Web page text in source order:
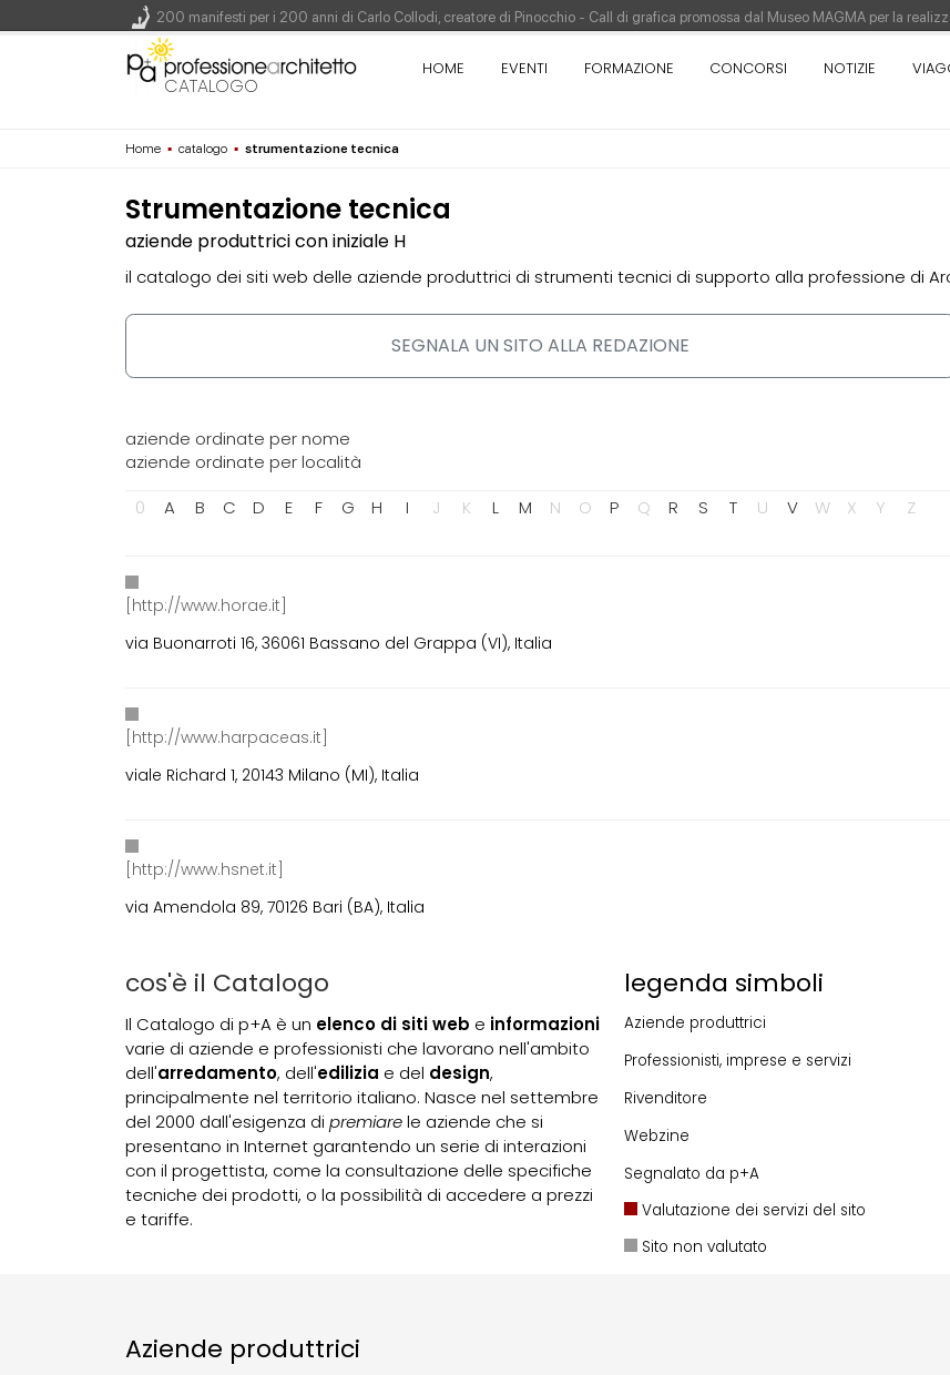
CATALOGO
HOME EVENTI FORMAZIONE CONCORSI NOTIZIE
Home ▪ catalogo ▪ strumentazione tecnica
Strumentazione tecnica
aziende produttrici con iniziale H
il catalogo dei siti web delle aziende produttrici di strumenti tecnici di supporto alla professione di
SEGNALA UN SITO ALLA REDAZIONE
aziende ordinate per nome
aziende ordinate per località
0
A B C D E F G H I J K L M N O P Q R S T U V W X Y Z
[http://www.horae.it]
via Buonarroti 16, 36061 Bassano del Grappa (VI), Italia
[http://www.harpaceas.it]
viale Richard 1, 20143 Milano (MI), Italia
[http://www.hsnet.it]
via Amendola 89, 70126 Bari (BA), Italia
legenda simboli
Aziende produttrici
Professionisti, imprese e servizi
Rivenditore
Webzine
Segnalato da p+A
Valutazione dei servizi del sito
Sito non valutato
cos'è il Catalogo
Il Catalogo di p+A è un elenco di siti web e informazioni
varie di aziende e professionisti che lavorano nell'ambito
dell'arredamento, dell'edilizia e del design,
principalmente nel territorio italiano. Nasce nel settembre
del 2000 dall'esigenza dipremiarele aziende che si
presentano in Internet garantendo un serie di interazioni
con il progettista, come la consultazione delle specifiche
tecniche dei prodotti, o la possibilità di accedere a prezzi
e tariffe.
Aziende produttrici
200 manifesti per i 200 anni di Carlo Collodi, creatore di Pinocchio - Call di grafica promossa dal Museo MAGMA per la
La ricarica dei profumi domestici in un prodotto innovativo di design - Concorso di product design by Desall · Al vincitore un
Il lungomare di Nicotera si tinge di giallo: Fabrizio Ciappina vince il concorso di progettazione